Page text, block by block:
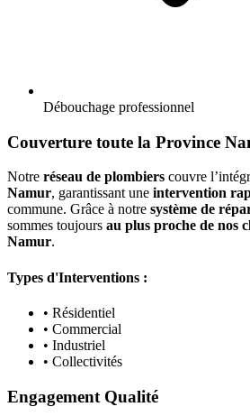
Débouchage professionnel
Couverture toute la Province
Notre réseau de plombiers couvre
Namur, garantissant une intervention
commune. Grâce à notre système de
sommes toujours au plus proche de nos
Namur.
Types d'Interventions :
• Résidentiel
• Commercial
• Industriel
• Collectivités
Engagement Qualité